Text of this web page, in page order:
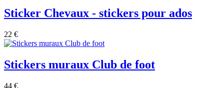
Sticker Chevaux - stickers pour ados
22 €
Stickers muraux Club de foot
44 €